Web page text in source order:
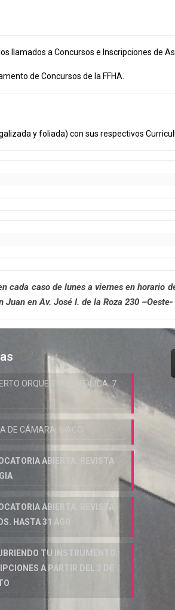
llamados a Concursos e Inscripciones de
de Concursos de la FFHA.
y foliada) con sus respectivos
cada caso de lunes a viernes en horario
en Av. José I. de la Roza 230
ORQUESTA SINFÓNICA. 7
DE CÁMARA. 6 AGO
ABIERTA. REVISTA
ABIERTA. REVISTA
HASTA 31 AGO
TU INSTRUMENTO.
A PARTIR DEL 3 DE